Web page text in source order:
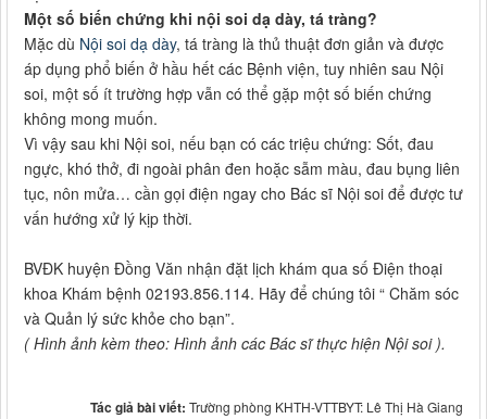
Một số biến chứng khi nội soi dạ dày, tá tràng?
Mặc dù Nội soi dạ dày, tá tràng là thủ thuật đơn giản và được
áp dụng phổ biến ở hầu hết các Bệnh viện, tuy nhiên sau Nội
soi, một số ít trường hợp vẫn có thể gặp một số biến chứng
không mong muốn.
Vì vậy sau khi Nội soi, nếu bạn có các triệu chứng: Sốt, đau
ngực, khó thở, đi ngoài phân đen hoặc sẫm màu, đau bụng liên
tục, nôn mửa… cần gọi điện ngay cho Bác sĩ Nội soi để được tư
vấn hướng xử lý kịp thời.
BVĐK huyện Đồng Văn nhận đặt lịch khám qua số Điện thoại
khoa Khám bệnh 02193.856.114. Hãy để chúng tôi “ Chăm sóc
và Quản lý sức khỏe cho bạn”.
( Hình ảnh kèm theo: Hình ảnh các Bác sĩ thực hiện Nội soi ).
Tác giả bài viết: Trường phòng KHTH-VTTBYT: Lê Thị Hà Giang